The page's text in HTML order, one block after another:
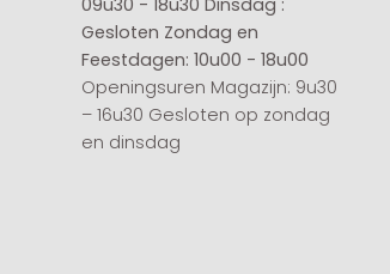
09u30 - 18u30 Dinsdag :
Gesloten Zondag en
Feestdagen: 10u00 - 18u00
Openingsuren Magazijn: 9u30
– 16u30 Gesloten op zondag
en dinsdag